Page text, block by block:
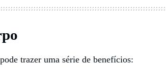
trazer uma série de benefícios: